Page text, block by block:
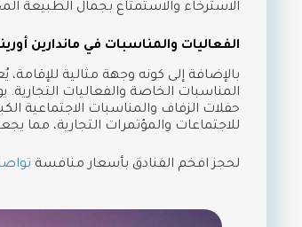
الاسترخاء والاستمتاع بجمال الطبيعة
الفعاليات والمناسبات في ماندارين
بالإضافة إلى كونه وجهة مثالية للإقامة،
المناسبات الخاصة والفعاليات
حفلات الزفاف والمناسبات
للاجتماعات والمؤتمرات التجارية، مما
لحجز افخم الفنادق بأسعار منافسة